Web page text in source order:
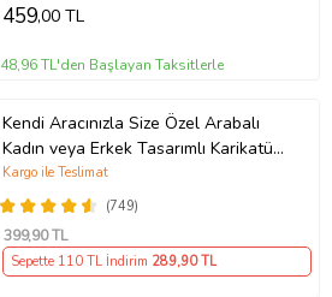
459,00 TL
48,96 TL'den Başlayan Taksitlerle
Kendi Aracınızla Size Özel Arabalı
Kadın veya Erkek Tasarımlı Karikatür
Biblo , Babalar Günü Hediyesi,
Erkeğe Hediye, Rent A Car Hediyesi
(749)
Kargo ile Teslimat
399,90 TL
Sepette 110 TL İndirim 289,90 TL